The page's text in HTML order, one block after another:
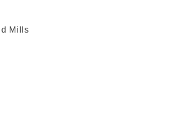
Mills